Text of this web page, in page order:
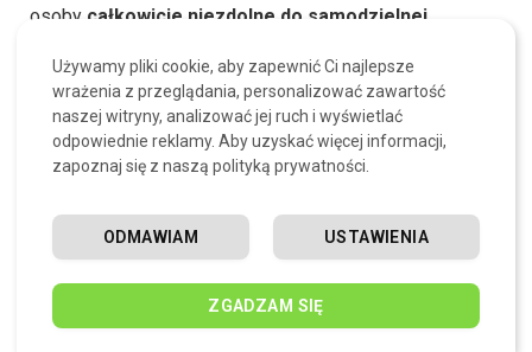
osoby całkowicie niezdolne do samodzielnej
wykonywać podstawowych czynności życiowych bez
pomocy drugiej osoby.
Dodatkowo, przyznanie dodatku pielęgnacyjnego
nie przebywa na stałe w placówce opiekuńczej
jak dom pomocy społecznej lub szpital psychiatryczny,
gdzie zapewniona jest całodobowa opieka i pielęgnacja.
Jeśli taka osoba zostaje skierowana do instytucji
Używamy pliki cookie, aby zapewnić Ci najlepsze
wrażenia z przeglądania, personalizować zawartość
naszej witryny, analizować jej ruch i wyświetlać
odpowiednie reklamy. Aby uzyskać więcej informacji,
zapoznaj się z naszą polityką prywatności.
ZGADZAM SIĘ
USTAWIENIA
ODMAWIAM